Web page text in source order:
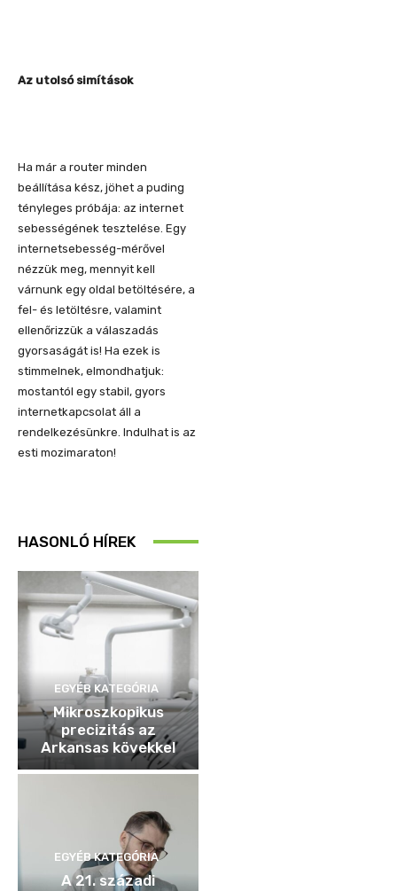
Az utolsó simítások
Ha már a router minden
beállítása kész, jöhet a puding
tényleges próbája: az internet
sebességének tesztelése. Egy
internetsebesség-mérővel
nézzük meg, mennyit kell
várnunk egy oldal betöltésére, a
fel- és letöltésre, valamint
ellenőrizzük a válaszadás
gyorsaságát is! Ha ezek is
stimmelnek, elmondhatjuk:
mostantól egy stabil, gyors
internetkapcsolat áll a
rendelkezésünkre. Indulhat is az
esti mozimaraton!
HASONLÓ HÍREK
EGYÉB KATEGÓRIA
Mikroszkopikus
precizitás az
Arkansas kövekkel
EGYÉB KATEGÓRIA
A 21. századi